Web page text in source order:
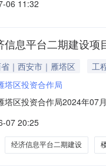
排在德国柏林和瑞典斯德
06 11:32
信息平台二期建设项
｜西安市｜雁塔区 工
塔区投资合作局
塔区投资合作局2024年07
内容:雁塔区楼宇经济信息
化升级。同时基于
07 20:25
经济信息平台二期建设